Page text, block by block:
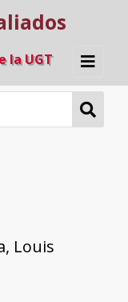
la UGT
Louis